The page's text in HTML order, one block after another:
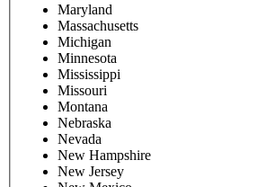
Maryland
Massachusetts
Michigan
Minnesota
Mississippi
Missouri
Montana
Nebraska
Nevada
New Hampshire
New Jersey